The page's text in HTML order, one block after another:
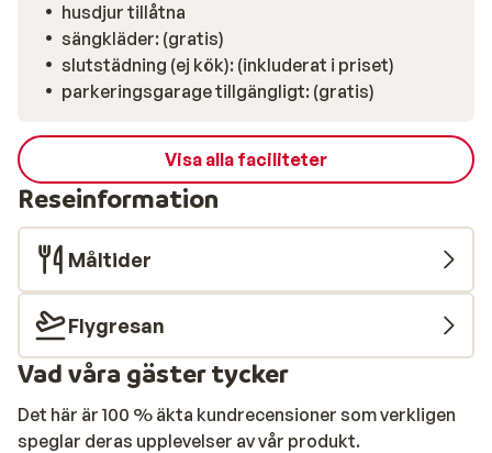
snösäkra förhållanden och varierade pister. Oavsett
om du väljer en dag på glaciären, en vandring i skogen
eller en kvällspromenad i byn, börjar och slutar varje
dag här i total bekvämlighet.
husdjur tillåtna
sängkläder: (gratis)
slutstädning (ej kök): (inkluderat i priset)
parkeringsgarage tillgängligt: (gratis)
Visa alla faciliteter
Reseinformation
Måltider
Flygresan
Vad våra gäster tycker
Det här är 100 % äkta kundrecensioner som verkligen
speglar deras upplevelser av vår produkt.